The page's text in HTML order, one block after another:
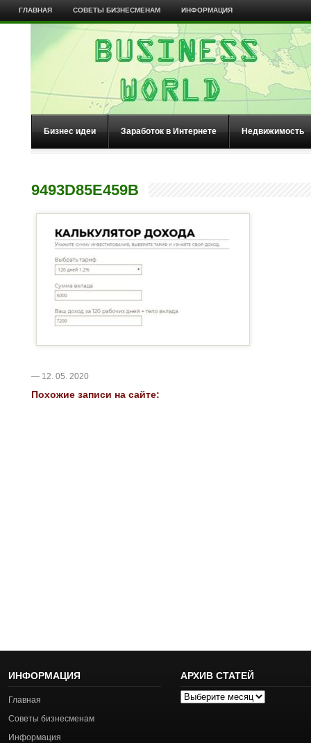
ГЛАВНАЯ СОВЕТЫ БИЗНЕСМЕНАМ ИНФОРМАЦИЯ
Бизнес идеи Заработок в Интернете Недвижимость
9493D85E459B
— 12. 05. 2020
Похожие записи на сайте:
ИНФОРМАЦИЯ
Главная
Советы бизнесменам
Информация
АРХИВ СТАТЕЙ
Архив